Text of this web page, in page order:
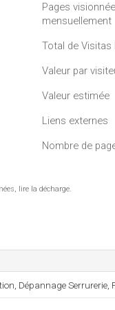
Pages
mensuellement
Total de Visitas
Valeur par
Valeur estimée
Liens externes
Nombre de
lire la décharge.
Dépannage Serrurerie,